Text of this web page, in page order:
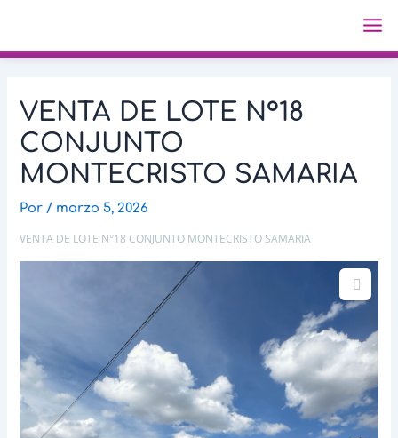
contenido
VENTA DE LOTE N°18
CONJUNTO
MONTECRISTO SAMARIA
Por / marzo 5, 2026
VENTA DE LOTE N°18 CONJUNTO MONTECRISTO SAMARIA
entradas